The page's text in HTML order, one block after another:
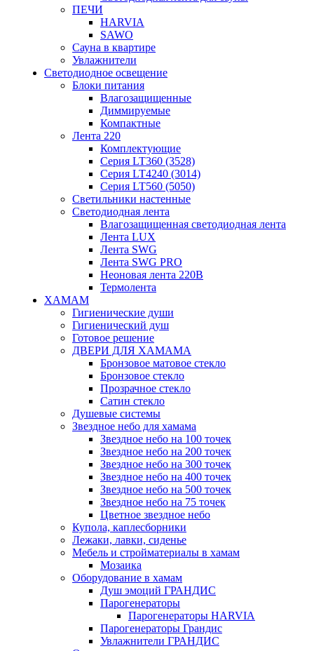
ПЕЧИ
HARVIA
SAWO
Сауна в квартире
Увлажнители
Светодиодное освещение
Блоки питания
Влагозащищенные
Диммируемые
Компактные
Лента 220
Комплектующие
Серия LT360 (3528)
Серия LT4240 (3014)
Серия LT560 (5050)
Светильники настенные
Светодиодная лента
Влагозащищенная светодиодная лента
Лента LUX
Лента SWG
Лента SWG PRO
Неоновая лента 220В
Термолента
ХАМАМ
Гигиенические души
Гигиенический душ
Готовое решение
ДВЕРИ ДЛЯ ХАМАМА
Бронзовое матовое стекло
Бронзовое стекло
Прозрачное стекло
Сатин стекло
Душевые системы
Звездное небо для хамама
Звездное небо на 100 точек
Звездное небо на 200 точек
Звездное небо на 300 точек
Звездное небо на 400 точек
Звездное небо на 500 точек
Звездное небо на 75 точек
Цветное звездное небо
Купола, каплесборники
Лежаки, лавки, сиденье
Мебель и стройматериалы в хамам
Мозаика
Оборудование в хамам
Душ эмоций ГРАНДИС
Парогенераторы
Парогенераторы HARVIA
Парогенераторы Грандис
Увлажнители ГРАНДИС